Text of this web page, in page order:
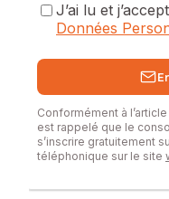
J’ai lu et
Données
Conformément à
est rappelé que le
s’inscrire gratuitement
téléphonique sur le site